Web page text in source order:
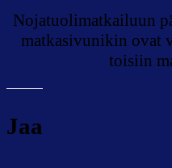
Nojatuolimatkailuun
matkasivunikin ovat
toisiin
Jaa